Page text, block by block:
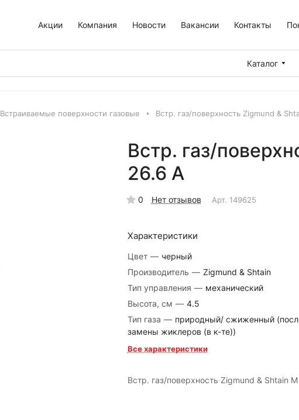
Акции Компания Новости Вакансии Контакты
Каталог
Встраиваемые поверхности газовые Встр. газ/поверхность Zigmund &
Встр. газ/
26.6 A
0 Нет отзывов Арт. 149625
Характеристики
Цвет — черный
Производитель — Zigmund & Shtain
Тип управления — механический
Высота, см — 4.5
Тип газа — природный/ сжиженный
замены жиклеров (в к-те))
Все характеристики
Встр. газ/поверхность Zigmund & Shtain